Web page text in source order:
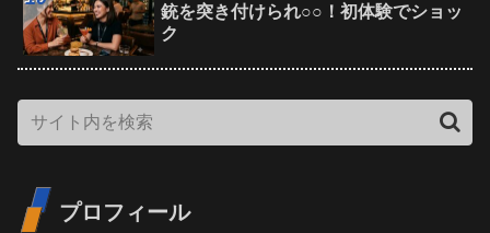
銃を突き付けられ○○！初体験でショッ
ク
プロフィール